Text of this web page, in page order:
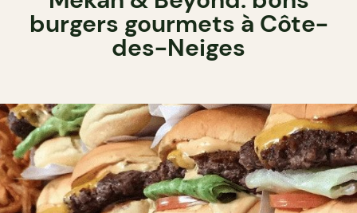
burgers gourmets à Côte-
des-Neiges